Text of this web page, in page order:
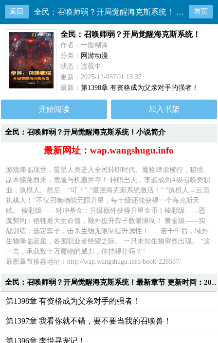
返回 全民：召唤师弱？开局觉醒海克斯系统！ 目录共1398章 首页
全民：召唤师弱？开局觉醒海克斯系统！
作者：一脸糊涂
分类： 网游动漫
状态：连载中
更新：2025-12-03T01:13:37
最新：第1398章 有资格成为父亲对手的强者！
开始阅读 加入书架
全民：召唤师弱？开局觉醒海克斯系统！小说简介
最新网址：wap.wangshugu.info
游戏降临现世，蓝星人类进入全民转职时代。魔物肆虐横行，秘境、
副本接踵而来，危险与机遇并存！ 转职当天，李遥成为A级召唤类职
业，执棋人。然后... “叮！” “最强海克斯系统激活！” “执棋人→云顶
执棋人！”不仅召唤物能无限升星，每十级还能获得一个海克斯天
赋。 棱彩级——对冲基金：升级额外获得升星金币！棱彩级——恶
魔契约：牺牲最大生命值，额外提升弈子数量限制！ 黄金级——实
战训练：选定弈子，击杀生物无限制提升属性！......若干年后，域外
生物降临蓝星，各国职业者绝望之际。 一只未知生物突然出现。 “这
一击，承载数十万魔物的威力，你挡得住吗？”
最新章节推荐地址：http://wap.wangshugu.info/book-228587/
全民：召唤师弱？开局觉醒海克斯系统！最新章节 更新
第1398章 有资格成为父亲对手的强者！
第1397章 我看你就不错，要不要当我的召唤兽！
第1396章 李悦寻宠记！